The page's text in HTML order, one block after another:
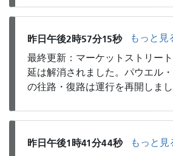
昨日午後2時57分15秒
もっと見
最終更新：マーケットストリー
延は解消されました。パウエル
の往路・復路は運行を再開しまし
昨日午後1時41分44秒
もっと見